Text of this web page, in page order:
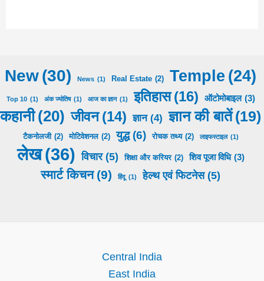
New(30) News (1) Real Estate (2) Temple (24)
Top 10 (1) अंक ज्योतिष (1) आज का ज्ञान (1) इतिहास (16) ऑटोमोबाइल (3)
कहानी (20) जीवन (14) ज्ञान (4) ज्ञान की बातें (19)
टैकनोलजी (2) मोटिवेशनल (2) युद्ध (6) रोचक तथ्य (2) लाइफस्टाइल (1)
लेख(36) विचार (5) शिक्षा और करियर (2) शिव पूजा​​ विधि (3)
स्मार्ट किचन (9) हिंदू (1) हेल्थ एवं फिटनेस (5)
Central India
East India